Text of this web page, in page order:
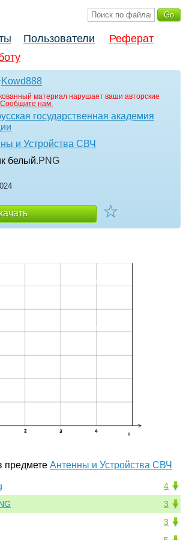
Пользователи
Реферат
Kowd888
материал нарушает ваши авторские
Сообщите нам.
государственная академия
и Устройства СВЧ
белый.PNG
☆
предмете Антенны и Устройства СВЧ
4
3
3